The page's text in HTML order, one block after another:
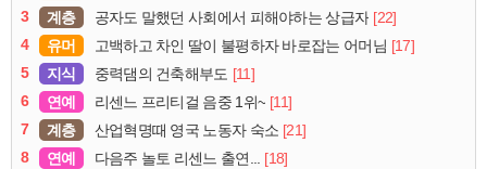
3
계층 공자도 말했던 사회에서 피해야하는 상급자 [22]
4
유머 고백하고 차인 딸이 불평하자 바로잡는 어머님 [17]
5
지식 중력댐의 건축해부도 [11]
6
연예 리센느 프리티걸 음중 1위~ [11]
7
계층 산업혁명때 영국 노동자 숙소 [21]
8
연예 다음주 놀토 리센느 출연... [18]